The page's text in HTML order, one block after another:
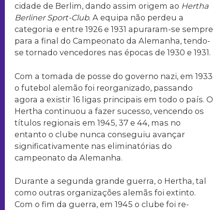
cidade de Berlim, dando assim origem ao Hertha
Berliner Sport-Club. A equipa não perdeu a
categoria e entre 1926 e 1931 apuraram-se sempre
para a final do Campeonato da Alemanha, tendo-
se tornado vencedores nas épocas de 1930 e 1931.
Com a tomada de posse do governo nazi, em 1933
o futebol alemão foi reorganizado, passando
agora a existir 16 ligas principais em todo o país. O
Hertha continuou a fazer sucesso, vencendo os
títulos regionais em 1945, 37 e 44, mas no
entanto o clube nunca conseguiu avançar
significativamente nas eliminatórias do
campeonato da Alemanha.
Durante a segunda grande guerra, o Hertha, tal
como outras organizações alemãs foi extinto.
Com o fim da guerra, em 1945 o clube foi re-